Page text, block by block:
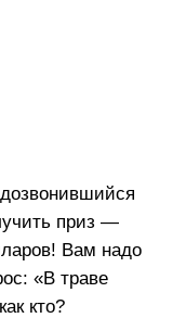
приз —
Вам надо
«В траве
кто?